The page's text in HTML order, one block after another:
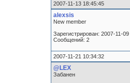
2007-11-13 18:45:45
alexsis
New member
Зарегистрирован: 2007-11-09
Сообщений: 2
2007-11-21 10:34:32
@LEX
Забанен